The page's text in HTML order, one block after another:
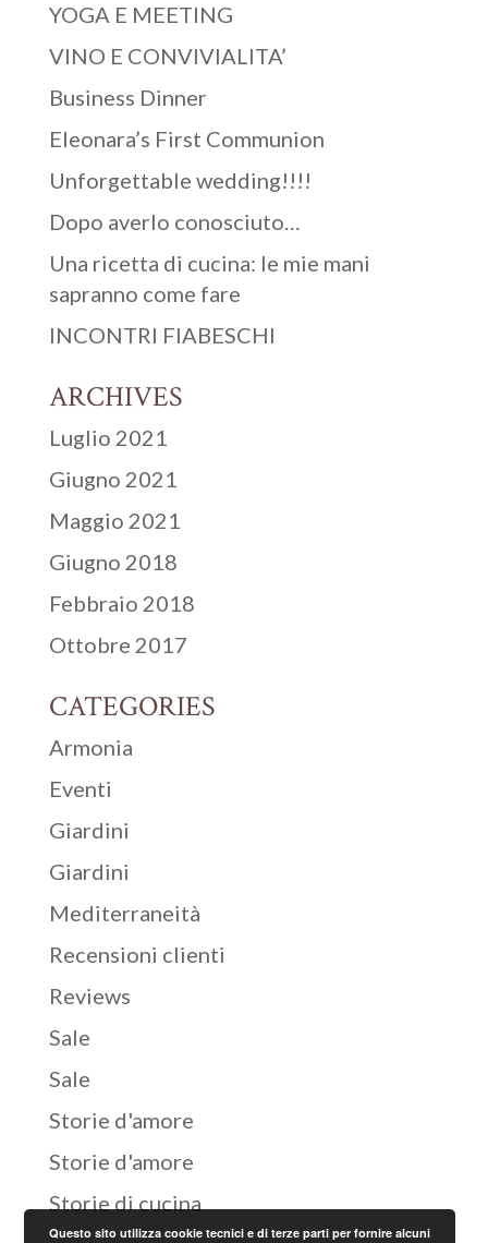
YOGA E MEETING
VINO E CONVIVIALITA’
Business Dinner
Eleonara’s First Communion
Unforgettable wedding!!!!
Dopo averlo conosciuto…
Una ricetta di cucina: le mie mani
sapranno come fare
INCONTRI FIABESCHI
ARCHIVES
Luglio 2021
Giugno 2021
Maggio 2021
Giugno 2018
Febbraio 2018
Ottobre 2017
CATEGORIES
Armonia
Eventi
Giardini
Giardini
Mediterraneità
Recensioni clienti
Reviews
Sale
Sale
Storie d'amore
Storie d'amore
Storie di cucina
Questo sito utilizza cookie tecnici e di terze parti per fornire alcuni